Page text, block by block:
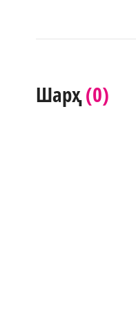
Шарҳ(0)